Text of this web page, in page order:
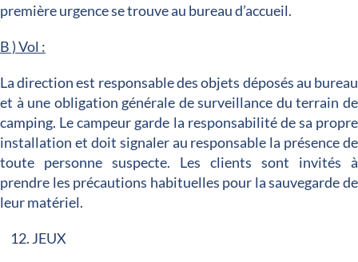
première urgence se trouve au bureau d’accueil.
B ) Vol :
La direction est responsable des objets déposés au bureau
et à une obligation générale de surveillance du terrain de
camping. Le campeur garde la responsabilité de sa propre
installation et doit signaler au responsable la présence de
toute personne suspecte. Les clients sont invités à
prendre les précautions habituelles pour la sauvegarde de
leur matériel.
JEUX